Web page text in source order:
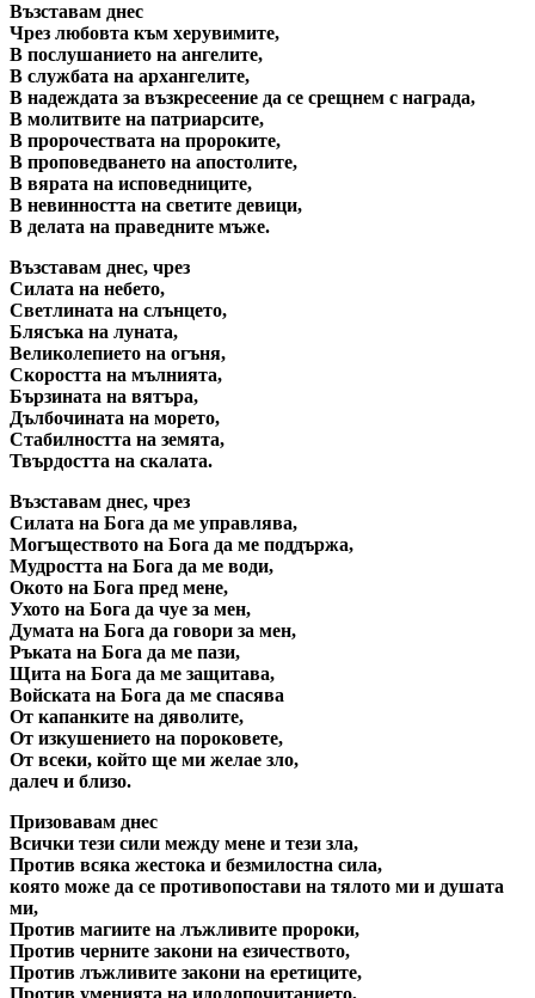
Възставам днес
Чрез любовта към херувимите,
В послушанието на ангелите,
В службата на архангелите,
В надеждата за възкресеение да се срещнем с награда,
В молитвите на патриарсите,
В пророчествата на пророките,
В проповедването на апостолите,
В вярата на исповедниците,
В невинността на светите девици,
В делата на праведните мъже.
Възставам днес, чрез
Силата на небето,
Светлината на слънцето,
Блясъка на луната,
Великолепието на огъня,
Скоростта на мълнията,
Бързината на вятъра,
Дълбочината на морето,
Стабилността на земята,
Твърдостта на скалата.
Възставам днес, чрез
Силата на Бога да ме управлява,
Могъществото на Бога да ме поддържа,
Мудростта на Бога да ме води,
Окото на Бога пред мене,
Ухото на Бога да чуе за мен,
Думата на Бога да говори за мен,
Ръката на Бога да ме пази,
Щита на Бога да ме защитава,
Войската на Бога да ме спасява
От капанките на дяволите,
От изкушението на пороковете,
От всеки, който ще ми желае зло,
далеч и близо.
Призовавам днес
Всички тези сили между мене и тези зла,
Против всяка жестока и безмилостна сила,
която може да се противопостави на тялото ми и душата
ми,
Против магиите на лъжливите пророки,
Против черните закони на езичеството,
Против лъжливите закони на еретиците,